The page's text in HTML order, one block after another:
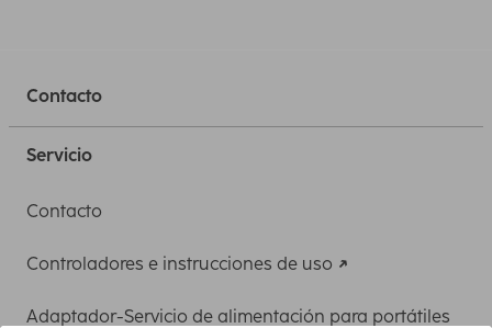
Contacto
Servicio
Contacto
Controladores e instrucciones de uso
Adaptador-Servicio de alimentación para portátiles